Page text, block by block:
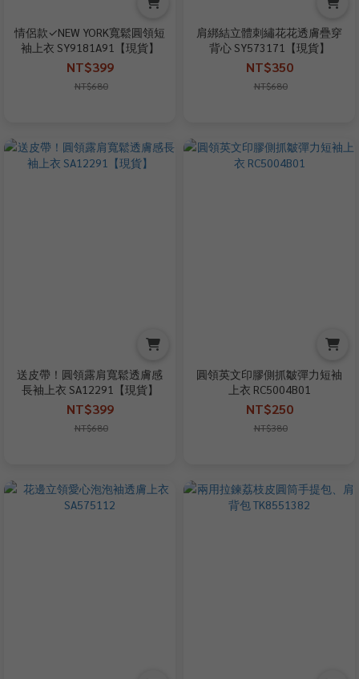
情侶款✓NEW YORK寬鬆圓領短
袖上衣 SY9181A91【現貨】
NT$399
NT$680
肩綁結立體刺繡花花透膚疊穿
背心 SY573171【現貨】
NT$350
NT$680
送皮帶！圓領露肩寬鬆透膚感
長袖上衣 SA12291【現貨】
NT$399
NT$680
圓領英文印膠側抓皺彈力短袖
上衣 RC5004B01
NT$250
NT$380